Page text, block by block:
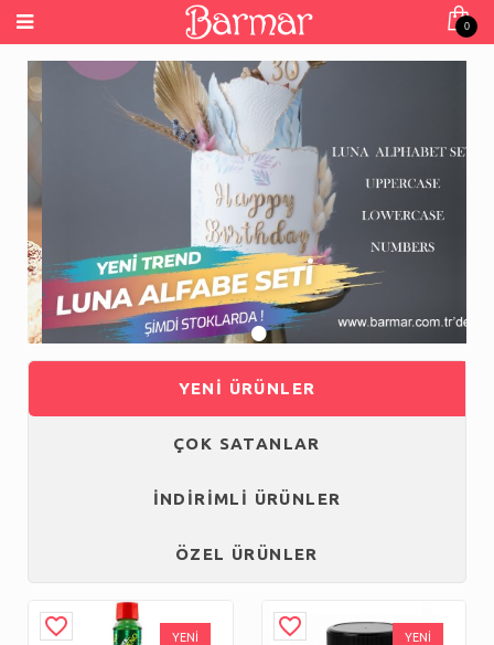
0
••••
YENİ ÜRÜNLER
ÇOK SATANLAR
İNDİRİMLİ ÜRÜNLER
ÖZEL ÜRÜNLER
favorite_border YENİ favorite_border YENİ